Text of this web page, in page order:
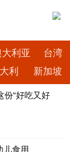
利亚
台湾
利 新加坡
份“好吃又好
儿食用